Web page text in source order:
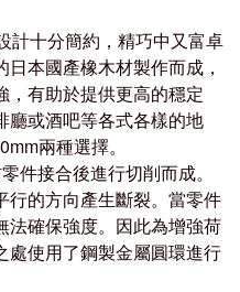
計十分簡約，精巧中又富卓
本國產橡木材製作而成，
，有助於提供更高的穩定
廳或酒吧等各式各樣的地
兩種選擇。
件接合後進行切削而成。
行的方向產生斷裂。當零件
法確保強度。因此為增強荷
處使用了鋼製金屬圓環進行